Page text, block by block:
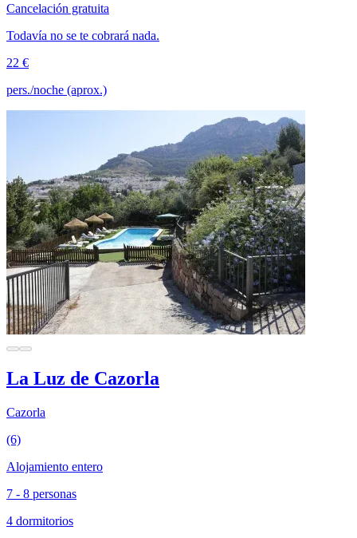
Cancelación gratuita
Todavía no se te cobrará nada.
22 €
pers./noche (aprox.)
La Luz de Cazorla
Cazorla
(6)
Alojamiento entero
7 - 8 personas
4 dormitorios